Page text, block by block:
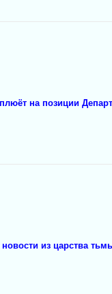
на позиции
из царства